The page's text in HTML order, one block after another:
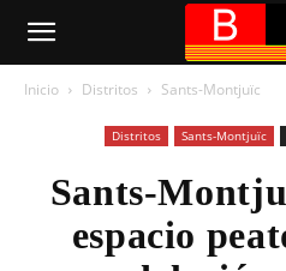
Inicio Distritos Sants-Montjuïc
Distritos Sants-Montjuïc
Sants-
espacio